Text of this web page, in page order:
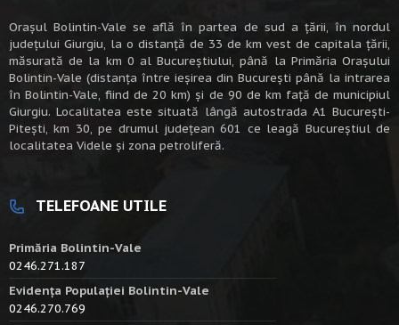
Oraşul Bolintin-Vale se află în partea de sud a ţării, în nordul
judeţului Giurgiu, la o distanţă de 33 de km vest de capitala țării,
măsurată de la km 0 al Bucureștiului, până la Primăria Orașului
Bolintin-Vale (distanța între ieșirea din București până la intrarea
în Bolintin-Vale, fiind de 20 km) şi de 90 de km faţă de municipiul
Giurgiu. Localitatea este situată lângă autostrada A1 Bucureşti-
Piteşti, km 30, pe drumul judeţean 601 ce leagă Bucureştiul de
localitatea Videle şi zona petroliferă.
TELEFOANE UTILE
Primăria Bolintin-Vale
0246.271.187
Evidența Populației Bolintin-Vale
0246.270.769